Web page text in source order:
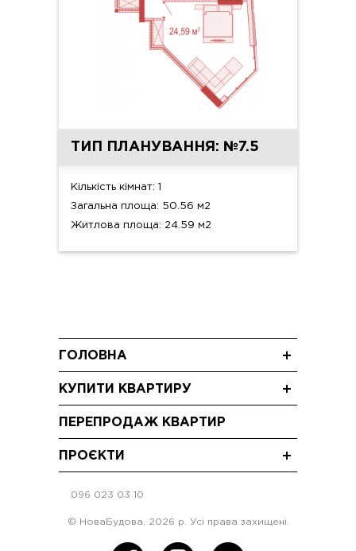
ТИП ПЛАНУВАННЯ: №7.5
Кількість кімнат: 1
Загальна площа: 50.56 м2
Житлова площа: 24.59 м2
ГОЛОВНА
Акції
Відео
КУПИТИ КВАРТИРУ
Однокімнатні квартири
ПЕРЕПРОДАЖ КВАРТИР
ПРОЄКТИ
ЖК "Щасливий"Софіївська Борщагівка
ЖК "Щасливий" Петропавлівська Борщагівка
ЖК "Щасливий Club" Львів
096 023 03 10
© НоваБудова, 2026 р. Усі права захищені.